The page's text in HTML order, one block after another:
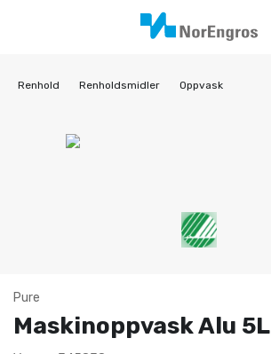
Renhold Renholdsmidler Oppvask
Pure
Maskinoppvask Alu 5L